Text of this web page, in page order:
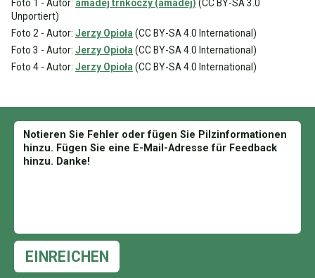
Foto 1 - Autor: amadej trnkoczy (amadej) (CC BY-SA 3.0
Unportiert)
Foto 2 - Autor: Jerzy Opioła (CC BY-SA 4.0 International)
Foto 3 - Autor: Jerzy Opioła (CC BY-SA 4.0 International)
Foto 4 - Autor: Jerzy Opioła (CC BY-SA 4.0 International)
EINREICHEN